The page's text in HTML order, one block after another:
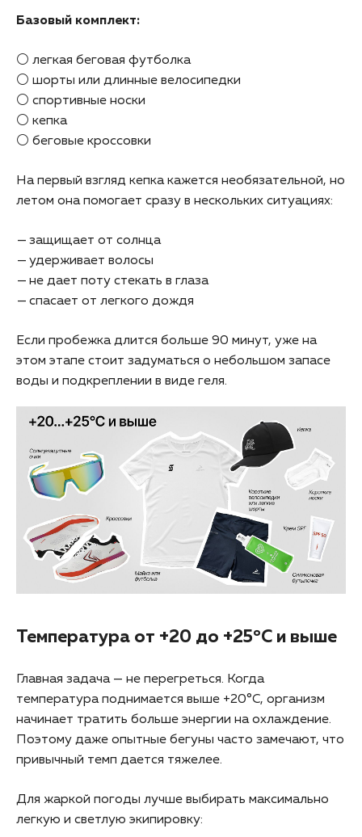
Базовый комплект:
⚪ легкая беговая футболка
⚪ шорты или длинные велосипедки
⚪ спортивные носки
⚪ кепка
⚪ беговые кроссовки
На первый взгляд кепка кажется необязательной, но
летом она помогает сразу в нескольких ситуациях:
защищает от солнца
удерживает волосы
не дает поту стекать в глаза
спасает от легкого дождя
Если пробежка длится больше 90 минут, уже на
этом этапе стоит задуматься о небольшом запасе
воды и подкреплении в виде геля.
Температура от +20 до +25°C и выше
Главная задача — не перегреться. Когда
температура поднимается выше +20°C, организм
начинает тратить больше энергии на охлаждение.
Поэтому даже опытные бегуны часто замечают, что
привычный темп дается тяжелее.
Для жаркой погоды лучше выбирать максимально
легкую и светлую экипировку: